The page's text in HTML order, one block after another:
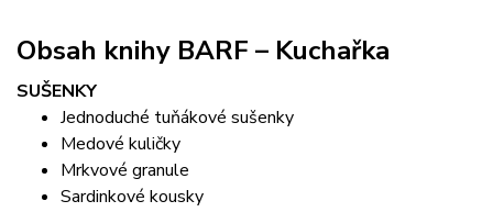
Obsah knihy BARF – Kuchařka
SUŠENKY
Jednoduché tuňákové sušenky
Medové kuličky
Mrkvové granule
Sardinkové kousky